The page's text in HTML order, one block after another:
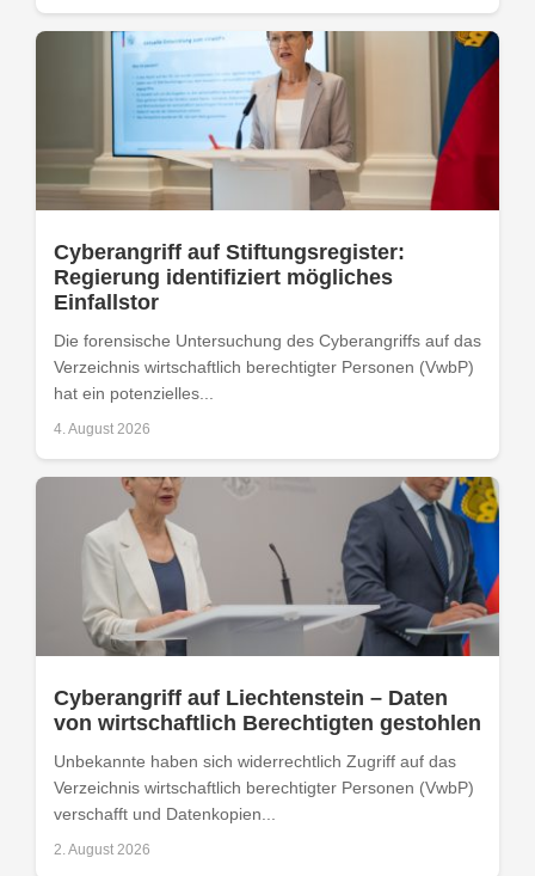
Cyberangriff auf Stiftungsregister:
Regierung identifiziert mögliches
Einfallstor
Die forensische Untersuchung des Cyberangriffs auf das
Verzeichnis wirtschaftlich berechtigter Personen (VwbP)
hat ein potenzielles...
4. August 2026
Cyberangriff auf Liechtenstein – Daten
von wirtschaftlich Berechtigten gestohlen
Unbekannte haben sich widerrechtlich Zugriff auf das
Verzeichnis wirtschaftlich berechtigter Personen (VwbP)
verschafft und Datenkopien...
2. August 2026